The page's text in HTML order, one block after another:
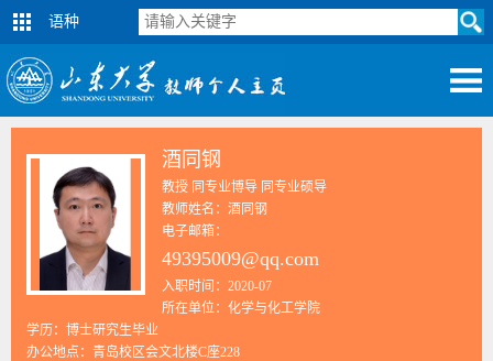
语种
酒同钢
教授 同专业博导 同专业硕导
教师姓名：酒同钢
电子邮箱：
49395009@qq.com
入职时间：2020-07
所在单位：化学与化工学院
学历：博士研究生毕业
办公地点：青岛校区会文北楼C座228